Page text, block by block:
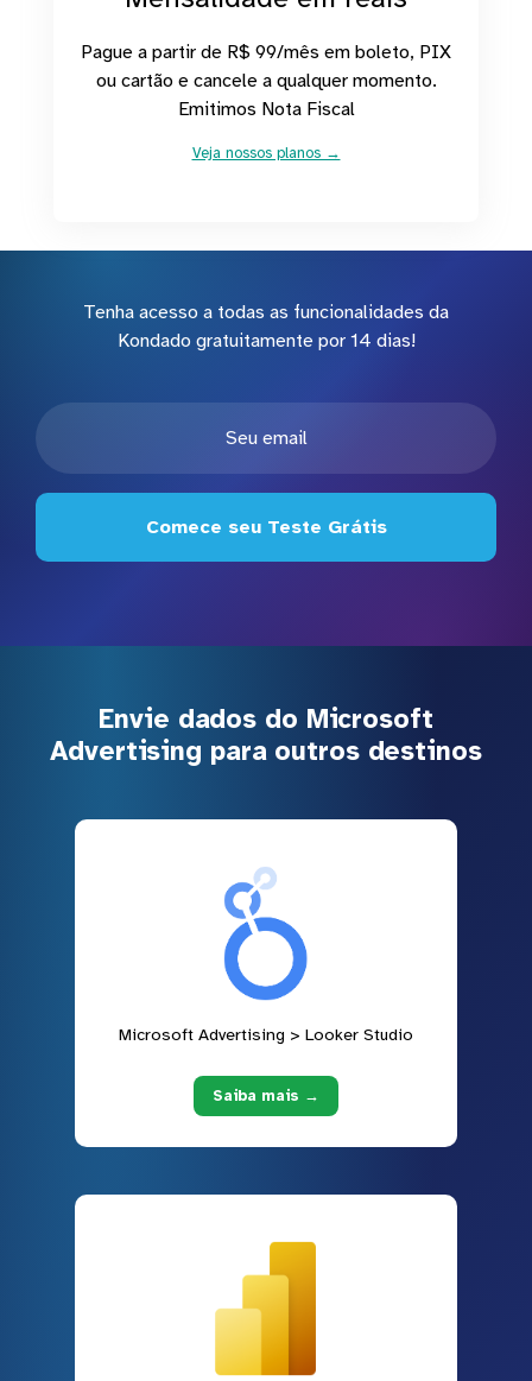
Pague a partir de R$ 99/mês em boleto, PIX
ou cartão e cancele a qualquer momento.
Emitimos Nota Fiscal
Veja nossos planos →
Tenha acesso a todas as funcionalidades da
Kondado gratuitamente por 14 dias!
Comece seu Teste Grátis
Envie dados do Microsoft
Advertising para outros destinos
Microsoft Advertising > Looker Studio
Saiba mais →